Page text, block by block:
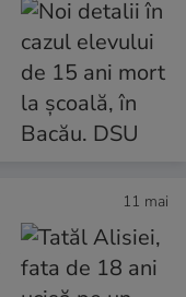
11 mai